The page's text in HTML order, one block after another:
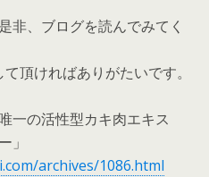
非、ブログを読んでみてく
頂ければありがたいです。
一の活性型カキ肉エキス
」
archives/1086.html